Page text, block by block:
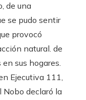
de una
se pudo sentir
provocó
natural. de
sus hogares.
Ejecutiva 111,
declaró la